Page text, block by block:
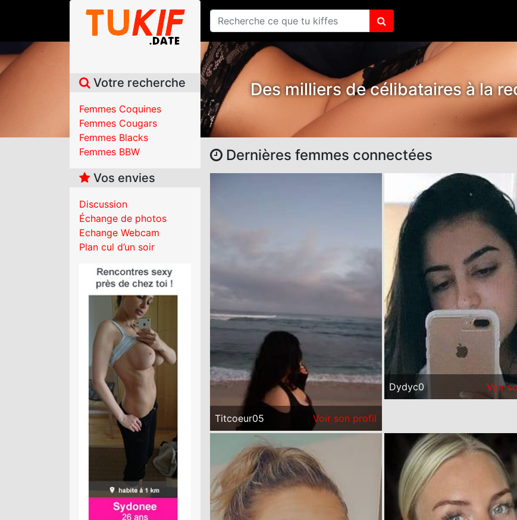
Des milliers de célibataires à la
Votre recherche
Femmes Coquines
Femmes Cougars
Femmes Blacks
Femmes BBW
Vos envies
Discussion
Échange de photos
Echange Webcam
Plan cul d’un soir
Dernières femmes connectées
Titcoeur05 Voir son profil
Dydyc0 Voir